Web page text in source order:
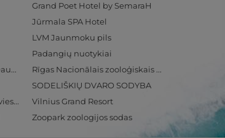
Grand Poet Hotel by SemaraH
Jūrmala SPA Hotel
LVM Jaunmoku pils
Padangių nuotykiai
Radisson Blu Hotel & Spa, Daugava Riga
Rīgas Nacionālais zooloģiskais dārzs
SODELIŠKIŲ DVARO SODYBA
Ventspils Olimpiskā centra viesnīca
Vilnius Grand Resort
Zoopark zoologijos sodas